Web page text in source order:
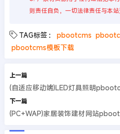
则责任自负，一切法律责任与本
TAG标签： pbootcms
pbootcms模板下载
上一篇
下一篇